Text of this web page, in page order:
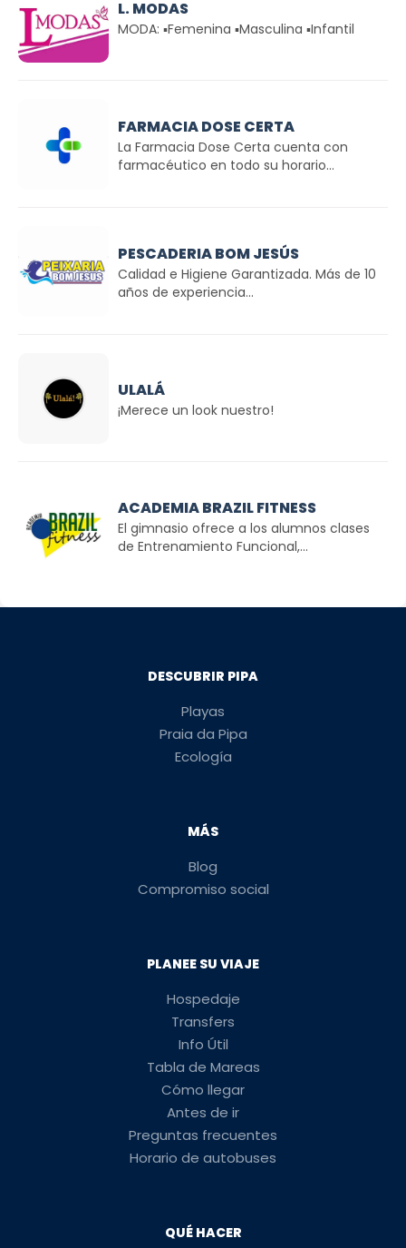
L. MODAS
MODA: ▪Femenina ▪Masculina ▪Infantil
FARMACIA DOSE CERTA
La Farmacia Dose Certa cuenta con
farmacéutico en todo su horario...
PESCADERIA BOM JESÚS
Calidad e Higiene Garantizada. Más de 10
años de experiencia...
ULALÁ
¡Merece un look nuestro!
ACADEMIA BRAZIL FITNESS
El gimnasio ofrece a los alumnos clases
de Entrenamiento Funcional,...
DESCUBRIR PIPA
Playas
Praia da Pipa
Ecología
MÁS
Blog
Compromiso social
PLANEE SU VIAJE
Hospedaje
Transfers
Info Útil
Tabla de Mareas
Cómo llegar
Antes de ir
Preguntas frecuentes
Horario de autobuses
QUÉ HACER